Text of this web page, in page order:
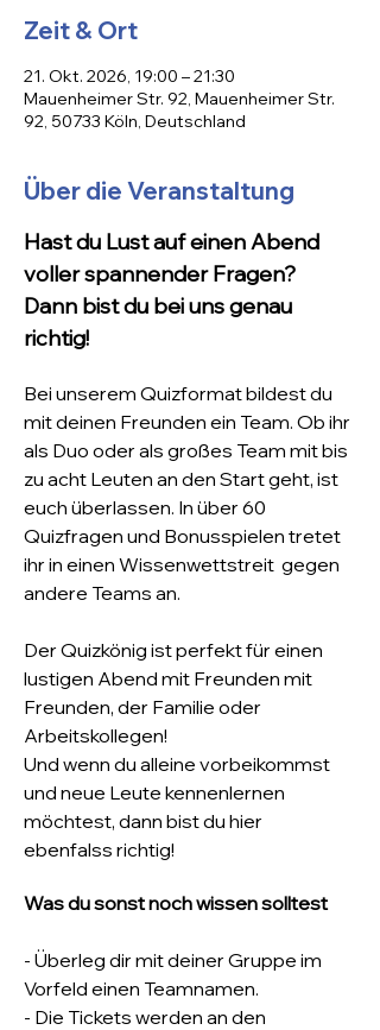
Zeit & Ort
21. Okt. 2026, 19:00 – 21:30
Mauenheimer Str. 92, Mauenheimer Str.
92, 50733 Köln, Deutschland
Über die Veranstaltung
Hast du Lust auf einen Abend
voller spannender Fragen?
Dann bist du bei uns genau
richtig!
Bei unserem Quizformat bildest du
mit deinen Freunden ein Team. Ob ihr
als Duo oder als großes Team mit bis
zu acht Leuten an den Start geht, ist
euch überlassen. In über 60
Quizfragen und Bonusspielen tretet
ihr in einen Wissenwettstreit  gegen
andere Teams an.
Der Quizkönig ist perfekt für einen
lustigen Abend mit Freunden mit
Freunden, der Familie oder
Arbeitskollegen!
Und wenn du alleine vorbeikommst
und neue Leute kennenlernen
möchtest, dann bist du hier
ebenfalss richtig!
Was du sonst noch wissen solltest
- Überleg dir mit deiner Gruppe im
Vorfeld einen Teamnamen.
- Die Tickets werden an den